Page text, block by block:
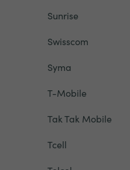
Sunrise
Swisscom
Syma
T-Mobile
Tak Tak Mobile
Tcell